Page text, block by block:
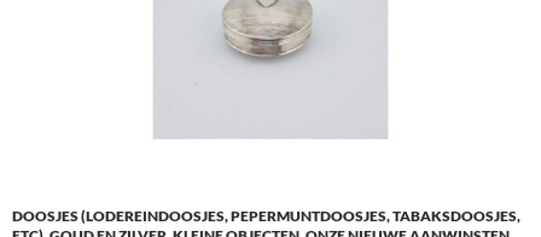
DOOSJES (LODEREINDOOSJES, PEPERMUNTDOOSJES, TABAKSDOOSJES,